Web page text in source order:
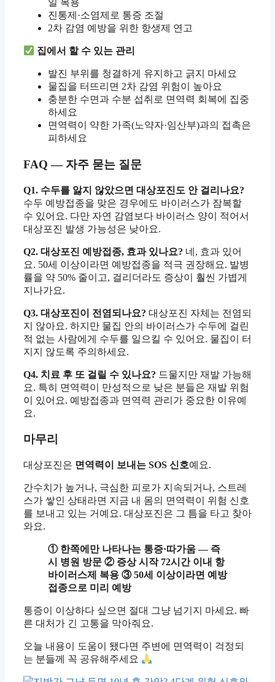
일 복용
진통제·소염제로 통증 조절
2차 감염 예방을 위한 항생제 연고
집에서 할 수 있는 관리
발진 부위를 청결하게 유지하고 긁지 마세요
물집을 터뜨리면 2차 감염 위험이 높아요
충분한 수면과 수분 섭취로 면역력 회복에 집중
하세요
면역력이 약한 가족(노약자·임산부)과의 접촉은
피하세요
FAQ — 자주 묻는 질문
Q1. 수두를 앓지 않았으면 대상포진도 안 걸리나요?
수두 예방접종을 맞은 경우에도 바이러스가 잠복할
수 있어요. 다만 자연 감염보다 바이러스 양이 적어서
대상포진 발생 가능성은 낮아요.
Q2. 대상포진 예방접종, 효과 있나요? 네, 효과 있어
요. 50세 이상이라면 예방접종을 적극 권장해요. 발병
률을 약 50% 줄이고, 걸리더라도 증상이 훨씬 가볍게
지나가요.
Q3. 대상포진이 전염되나요? 대상포진 자체는 전염되
지 않아요. 하지만 물집 안의 바이러스가 수두에 걸린
적 없는 사람에게 수두를 일으킬 수 있어요. 물집이 터
지지 않도록 주의하세요.
Q4. 치료 후 또 걸릴 수 있나요? 드물지만 재발 가능해
요. 특히 면역력이 만성적으로 낮은 분들은 재발 위험
이 있어요. 예방접종과 면역력 관리가 중요한 이유예
요.
마무리
대상포진은 면역력이 보내는 SOS 신호예요.
간수치가 높거나, 극심한 피로가 지속되거나, 스트레
스가 쌓인 상태라면 지금 내 몸의 면역력이 위험 신호
를 보내고 있는 거예요. 대상포진은 그 틈을 타고 찾아
와요.
① 한쪽에만 나타나는 통증·따가움 — 즉
시 병원 방문 ② 증상 시작 72시간 이내 항
바이러스제 복용 ③ 50세 이상이라면 예방
접종으로 미리 예방
통증이 이상하다 싶으면 절대 그냥 넘기지 마세요. 빠
른 대처가 긴 고통을 막아줘요.
오늘 내용이 도움이 됐다면 주변에 면역력이 걱정되
는 분들께 꼭 공유해주세요